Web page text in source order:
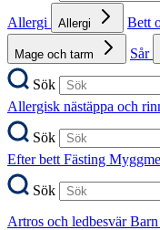
Allergi
Allergi Bett
Mage och tarm Sår
Sök
Allergisk nästäppa och
Sök
Efter bett Fästing
Sök
Artros och ledbesvärBarn